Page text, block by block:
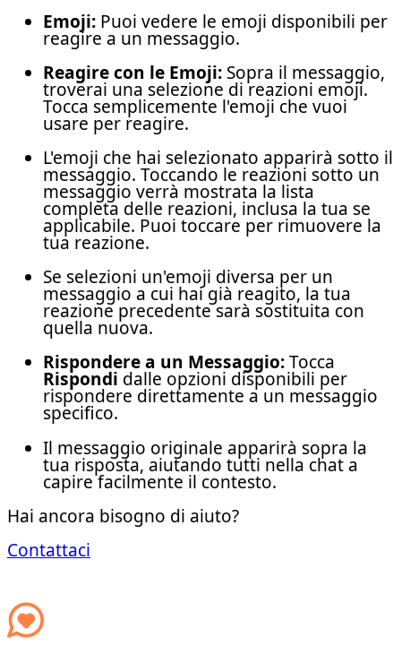
Emoji: Puoi vedere le emoji disponibili per
reagire a un messaggio.
Reagire con le Emoji: Sopra il messaggio,
troverai una selezione di reazioni emoji.
Tocca semplicemente l'emoji che vuoi
usare per reagire.
L'emoji che hai selezionato apparirà sotto il
messaggio. Toccando le reazioni sotto un
messaggio verrà mostrata la lista
completa delle reazioni, inclusa la tua se
applicabile. Puoi toccare per rimuovere la
tua reazione.
Se selezioni un'emoji diversa per un
messaggio a cui hai già reagito, la tua
reazione precedente sarà sostituita con
quella nuova.
Rispondere a un Messaggio:Tocca
Rispondi dalle opzioni disponibili per
rispondere direttamente a un messaggio
specifico.
Il messaggio originale apparirà sopra la
tua risposta, aiutando tutti nella chat a
capire facilmente il contesto.
Hai ancora bisogno di aiuto?
Contattaci